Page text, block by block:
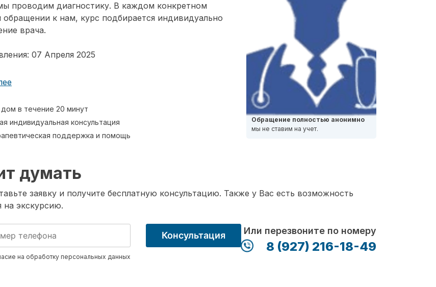
проводим диагностику. В каждом конкретном
обращении к нам, курс подбирается индивидуально
врача.
07 Апреля 2025
в течение 20 минут
индивидуальная консультация
поддержка и помощь
Обращение полностью анонимно
мы не ставим на учет.
думать
заявку и получите бесплатную консультацию. Также у Вас есть возможность
на экскурсию.
на обработку персональных данных
Консультация Или перезвоните по номеру
8 (927) 216-18-49